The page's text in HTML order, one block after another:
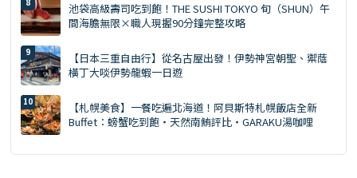
池袋高級壽司吃到飽！THE SUSHI TOKYO 旬（SHUN）午
間海膽無限×職人現握90分鐘完整攻略
【日本三重自由行】從名古屋出發！伊勢神宮朝聖、禦蔭
橫丁大啖伊勢龍蝦一日遊
【札幌美食】一餐吃遍北海道！阿貝斯特札幌飯店全新
Buffet：螃蟹吃到飽・天然南鮪評比・GARAKU湯咖哩